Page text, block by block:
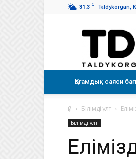
31.3 C Taldykorgan,
Талдықорған
Қоғамдық саяси
үй Білімді ұлт
Білімді ұлт